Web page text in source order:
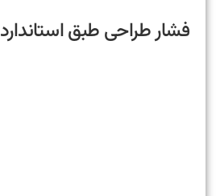
فشار طراحی طبق استاندارد ASME B16.34 :